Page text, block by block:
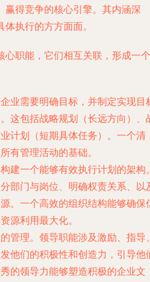
赢得竞争的核心引擎。其内涵深
执行的方方面面。
心职能，它们相互关联，形成一个
业需要明确目标，并制定实现目
这包括战略规划（长远方向）、
计划（短期具体任务）。一个清
有管理活动的基础。
建一个能够有效执行计划的架构
部门与岗位、明确权责关系、以
。一个高效的组织结构能够确保
源利用最大化。
管理。领导职能涉及激励、指导
他们的积极性和创造力，引导他
的领导力能够塑造积极的企业文